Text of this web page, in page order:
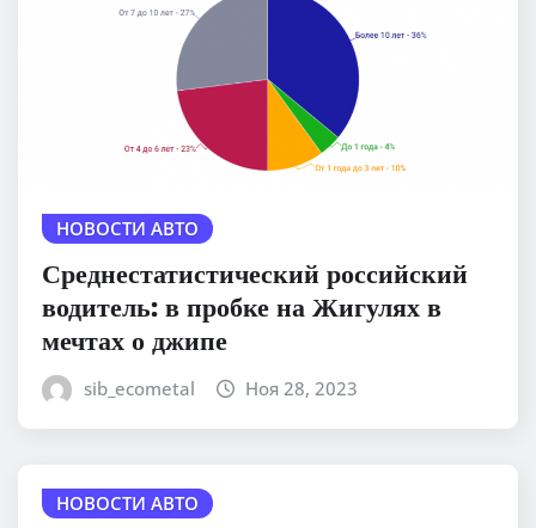
НОВОСТИ АВТО
Среднестатистический российский
водитель: в пробке на Жигулях в
мечтах о джипе
sib_ecometal Ноя 28, 2023
НОВОСТИ АВТО